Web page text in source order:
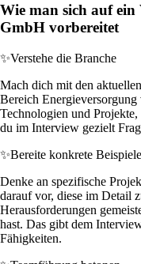
Wie man sich auf ein
GmbH vorbereitet
✨Verstehe die Branche
Mach dich mit den
Bereich
Technologien und
du im Interview gezielt
✨Bereite konkrete
Denke an spezifische
darauf vor, diese im Detail
Herausforderungen
hast. Das gibt dem
Fähigkeiten.